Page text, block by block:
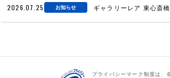
2026.07.25 お知らせ ギャラリーレア 東心斎
プライバシーマーク制度は、